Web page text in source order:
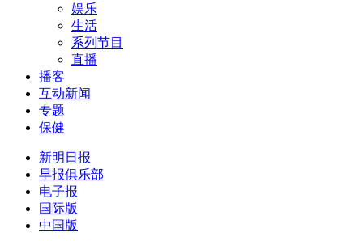
娱乐
生活
系列节目
直播
播客
互动新闻
专题
保健
新明日报
早报俱乐部
电子报
国际版
中国版